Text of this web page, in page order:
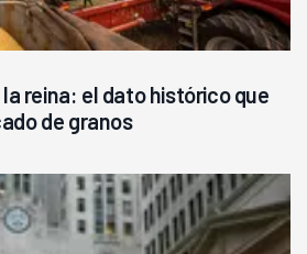
la reina: el dato histórico que
de granos